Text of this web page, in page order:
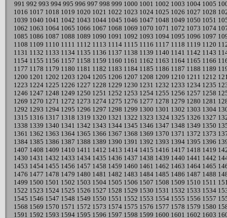
991 992 993 994 995 996 997 998 999 1000 1001 1002 1003 1004 1005
1016 1017 1018 1019 1020 1021 1022 1023 1024 1025 1026 1027 1028
1039 1040 1041 1042 1043 1044 1045 1046 1047 1048 1049 1050 1051
1062 1063 1064 1065 1066 1067 1068 1069 1070 1071 1072 1073 1074
1085 1086 1087 1088 1089 1090 1091 1092 1093 1094 1095 1096 1097
1108 1109 1110 1111 1112 1113 1114 1115 1116 1117 1118 1119 1120
1131 1132 1133 1134 1135 1136 1137 1138 1139 1140 1141 1142 1143
1154 1155 1156 1157 1158 1159 1160 1161 1162 1163 1164 1165 1166
1177 1178 1179 1180 1181 1182 1183 1184 1185 1186 1187 1188 1189
1200 1201 1202 1203 1204 1205 1206 1207 1208 1209 1210 1211 1212
1223 1224 1225 1226 1227 1228 1229 1230 1231 1232 1233 1234 1235
1246 1247 1248 1249 1250 1251 1252 1253 1254 1255 1256 1257 1258
1269 1270 1271 1272 1273 1274 1275 1276 1277 1278 1279 1280 1281
1292 1293 1294 1295 1296 1297 1298 1299 1300 1301 1302 1303 1304
1315 1316 1317 1318 1319 1320 1321 1322 1323 1324 1325 1326 1327
1338 1339 1340 1341 1342 1343 1344 1345 1346 1347 1348 1349 1350
1361 1362 1363 1364 1365 1366 1367 1368 1369 1370 1371 1372 1373
1384 1385 1386 1387 1388 1389 1390 1391 1392 1393 1394 1395 1396
1407 1408 1409 1410 1411 1412 1413 1414 1415 1416 1417 1418 1419
1430 1431 1432 1433 1434 1435 1436 1437 1438 1439 1440 1441 1442
1453 1454 1455 1456 1457 1458 1459 1460 1461 1462 1463 1464 1465
1476 1477 1478 1479 1480 1481 1482 1483 1484 1485 1486 1487 1488
1499 1500 1501 1502 1503 1504 1505 1506 1507 1508 1509 1510 1511
1522 1523 1524 1525 1526 1527 1528 1529 1530 1531 1532 1533 1534
1545 1546 1547 1548 1549 1550 1551 1552 1553 1554 1555 1556 1557
1568 1569 1570 1571 1572 1573 1574 1575 1576 1577 1578 1579 1580
1591 1592 1593 1594 1595 1596 1597 1598 1599 1600 1601 1602 1603